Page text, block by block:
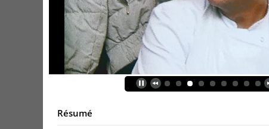
Résumé